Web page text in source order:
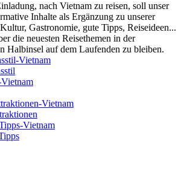
nach Vietnam zu reisen, soll unser
Inhalte als Ergänzung zu unserer
Gastronomie, gute Tipps, Reiseideen...
die neuesten Reisethemen in der
Halbinsel auf dem Laufenden zu bleiben.